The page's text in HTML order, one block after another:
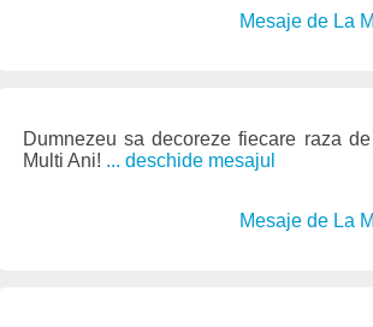
Mesaje de La
Dumnezeu sa decoreze fiecare raza
Multi Ani! ... deschide mesajul
Mesaje de La